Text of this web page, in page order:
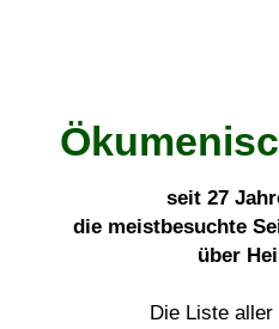
seit 27
die meistbesuchte
über
Die Liste aller